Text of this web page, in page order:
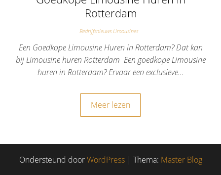
Rotterdam
Bedrijfsnieuws Limousines
Een Goedkope Limousine Huren in Rotterdam? Dat kan
bij Limousine huren Rotterdam Een goedkope Limousine
huren in Rotterdam? Ervaar een exclusieve…
Meer lezen
Ondersteund doorWordPress | Thema: Master Blog